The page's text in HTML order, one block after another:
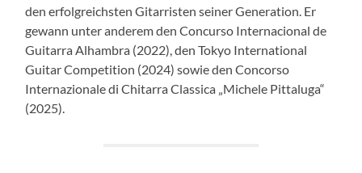
den erfolgreichsten Gitarristen seiner Generation. Er
gewann unter anderem den Concurso Internacional de
Guitarra Alhambra (2022), den Tokyo International
Guitar Competition (2024) sowie den Concorso
Internazionale di Chitarra Classica „Michele Pittaluga“
(2025).